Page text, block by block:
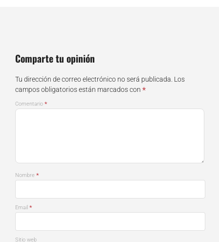
Comparte tu opinión
Tu dirección de correo electrónico no será publicada. Los
campos obligatorios están marcados con *
Comentario *
Nombre *
Email *
Sitio web